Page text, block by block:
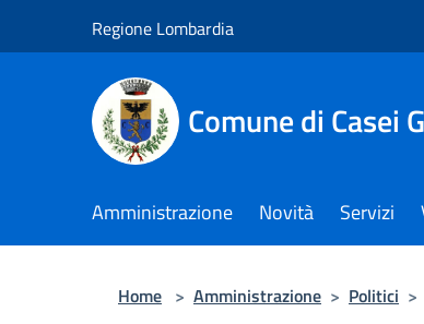
Regione Lombardia
Comune di Casei
Amministrazione Novità Servizi
Home > Amministrazione > Politici >